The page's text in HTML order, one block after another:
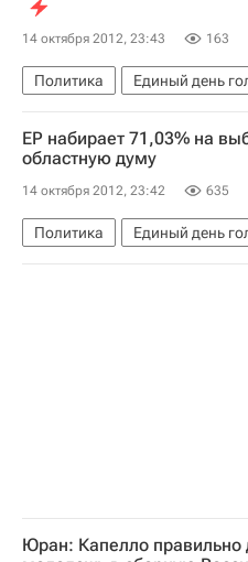
14 октября 2012, 23:43 163
Политика Единый день
ЕР набирает 71,03% на
областную думу
14 октября 2012, 23:42 635
Политика Единый день
Юран: Капелло правильно